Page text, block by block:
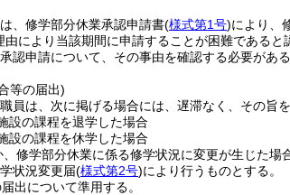
、修学部分休業承認申請書(様式第1号)により、
により当該期間に申請することが困難であると
認申請について、その事由を確認する必要が
等の届出)
員は、次に掲げる場合には、遅滞なく、その旨
設の課程を退学した場合
設の課程を休学した場合
修学部分休業に係る修学状況に変更が生じた場
状況変更届(様式第2号)により行うものとする。
出について準用する。